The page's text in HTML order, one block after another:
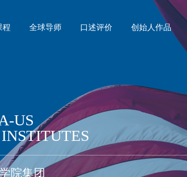
程 全球导师 口述评价 创始人作品
US
院集团